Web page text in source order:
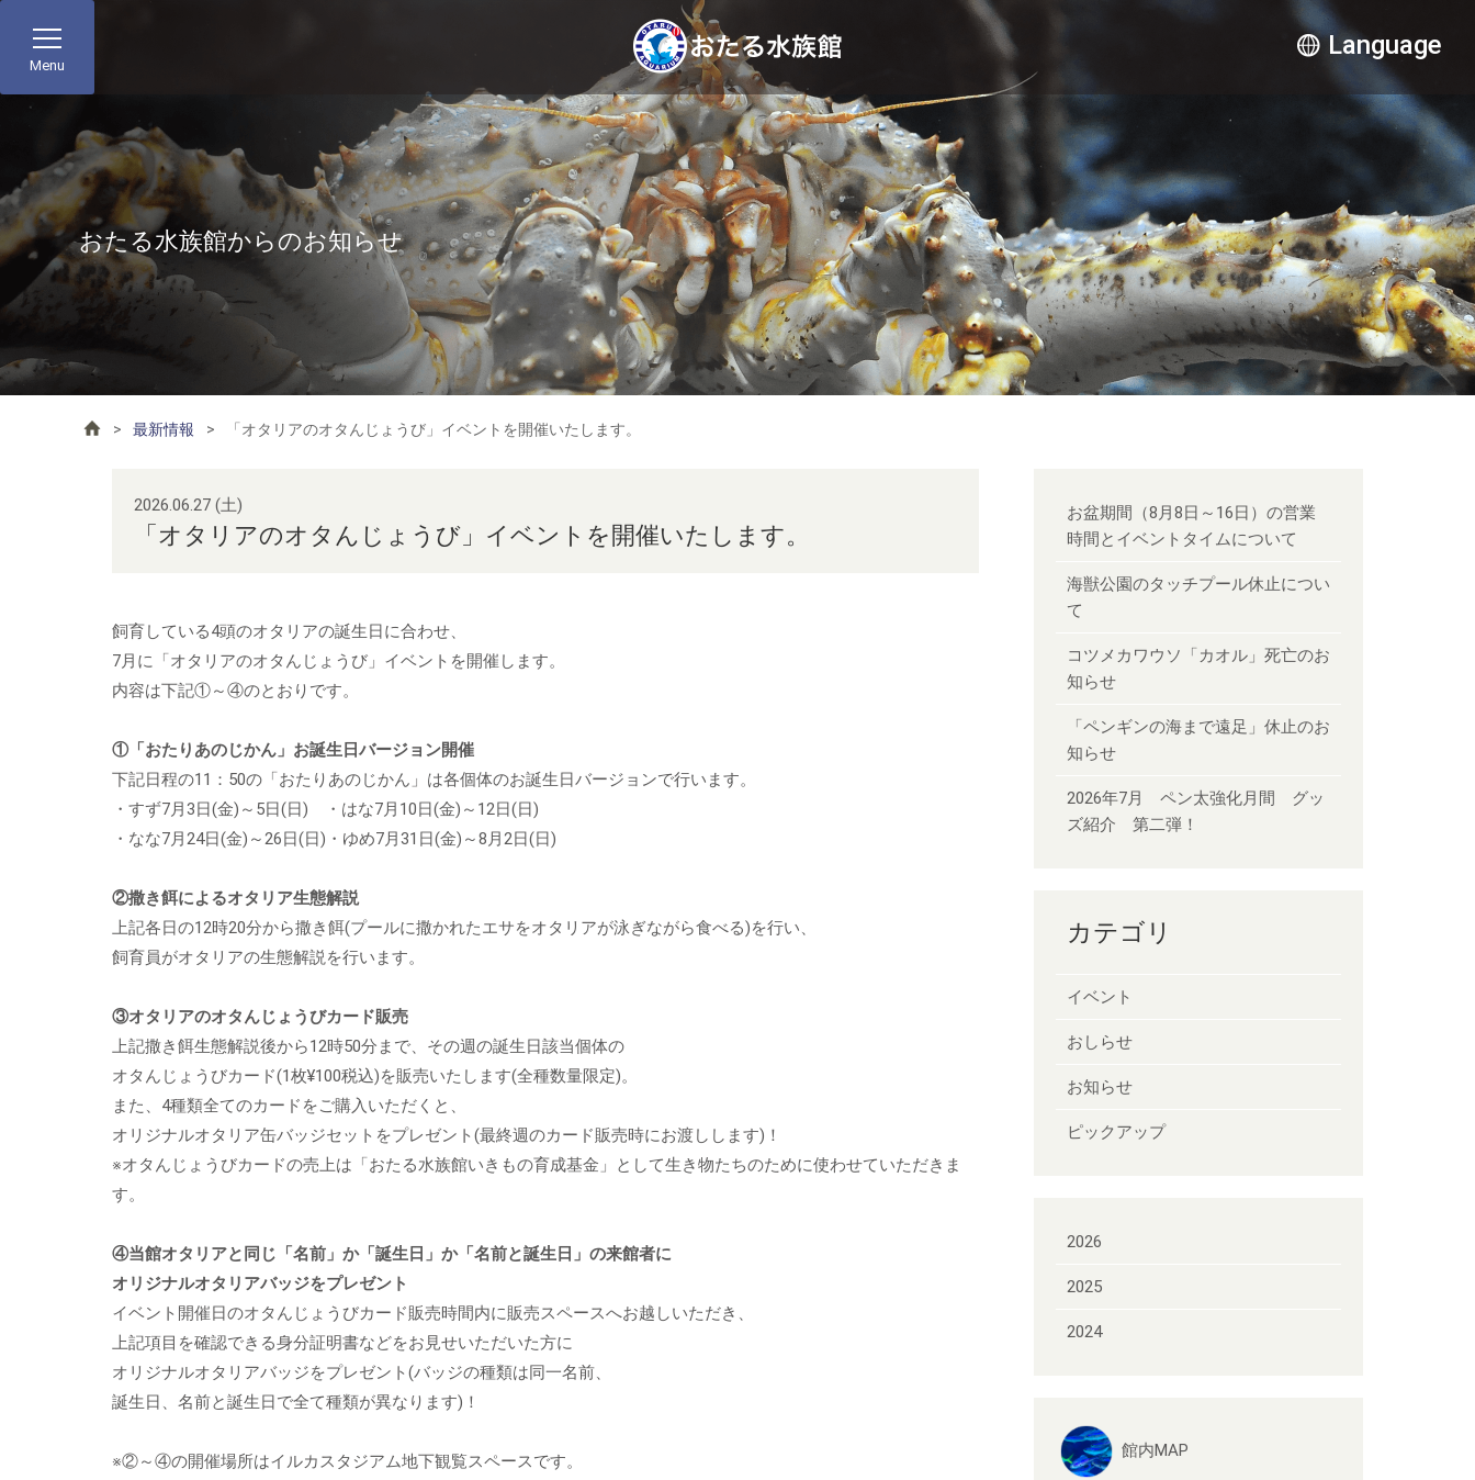
Menu
Language
おたる水族館からのお知らせ
最新情報 「オタリアのオタんじょうび」イベントを開催いたします。
2026.06.27 (土)
「オタリアのオタんじょうび」イベントを開催いたします。
飼育している4頭のオタリアの誕生日に合わせ、
7月に「オタリアのオタんじょうび」イベントを開催します。
内容は下記①～④のとおりです。
①「おたりあのじかん」お誕生日バージョン開催
下記日程の11：50の「おたりあのじかん」は各個体のお誕生日バージョンで行います。
・すず7月3日(金)～5日(日) ・はな7月10日(金)～12日(日)
・なな7月24日(金)～26日(日)・ゆめ7月31日(金)～8月2日(日)
②撒き餌によるオタリア生態解説
上記各日の12時20分から撒き餌(プールに撒かれたエサをオタリアが泳ぎながら食べる)を行い、
飼育員がオタリアの生態解説を行います。
③オタリアのオタんじょうびカード販売
上記撒き餌生態解説後から12時50分まで、その週の誕生日該当個体の
オタんじょうびカード(1枚¥100税込)を販売いたします(全種数量限定)。
また、4種類全てのカードをご購入いただくと、
オリジナルオタリア缶バッジセットをプレゼント(最終週のカード販売時にお渡しします)！
※オタんじょうびカードの売上は「おたる水族館いきもの育成基金」として生き物たちのために使わせていただきま
す。
④当館オタリアと同じ「名前」か「誕生日」か「名前と誕生日」の来館者に
オリジナルオタリアバッジをプレゼント
イベント開催日のオタんじょうびカード販売時間内に販売スペースへお越しいただき、
上記項目を確認できる身分証明書などをお見せいただいた方に
オリジナルオタリアバッジをプレゼント(バッジの種類は同一名前、
誕生日、名前と誕生日で全て種類が異なります)！
※②～④の開催場所はイルカスタジアム地下観覧スペースです。
お盆期間（8月8日～16日）の営業
時間とイベントタイムについて
海獣公園のタッチプール休止につい
て
コツメカワウソ「カオル」死亡のお
知らせ
「ペンギンの海まで遠足」休止のお
知らせ
2026年7月 ペン太強化月間 グッ
ズ紹介 第二弾！
カテゴリ
イベント
おしらせ
お知らせ
ピックアップ
2026
2025
2024
館内MAP